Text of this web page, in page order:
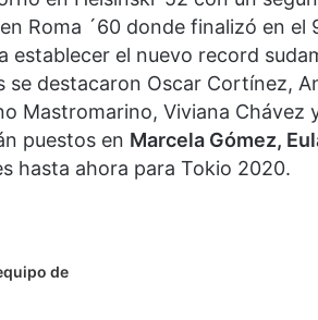
Roma ´60 donde finalizó en el
establecer el nuevo record
se destacaron Oscar Cortínez,
Mastromarino, Viviana Chávez
puestos en Marcela Gómez,
hasta ahora para Tokio 2020.
de